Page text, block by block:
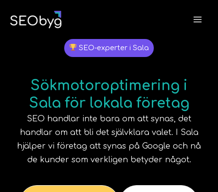
SEO-experter i Sala
Sökmotoroptimering i
Sala för lokala företag
SEO handlar inte bara om att synas, det
handlar om att bli det självklara valet. I Sala
hjälper vi företag att synas på Google och nå
de kunder som verkligen betyder något.